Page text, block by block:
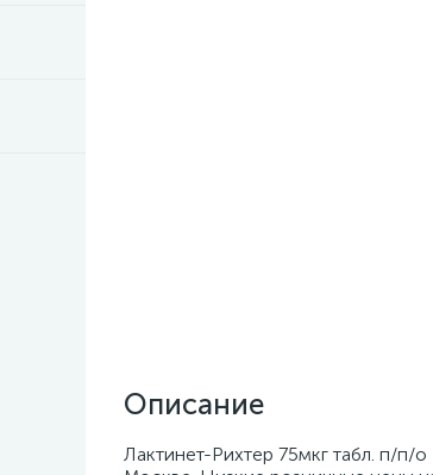
Описание
Лактинет-Рихтер 75мкг табл. п/